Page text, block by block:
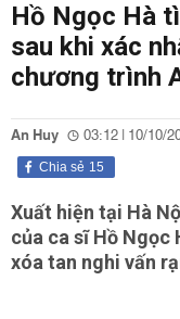
Hồ Ngọc Hà
sau khi xác
chương trình
An Huy 03:12 | 10/10/
15
Chia sẻ
Xuất hiện tại Hà
của ca sĩ Hồ Ngọc
xóa tan nghi vấn